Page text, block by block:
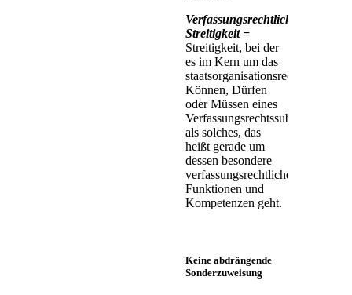
Verfassungsrechtliche
Streitigkeit =
Streitigkeit, bei der
es im Kern um das
staatsorganisationsrechtliche
Können, Dürfen
oder Müssen eines
Verfassungsrechtssubjekts
als solches, das
heißt gerade um
dessen besondere
verfassungsrechtliche
Funktionen und
Kompetenzen geht.
Keine abdrängende
Sonderzuweisung